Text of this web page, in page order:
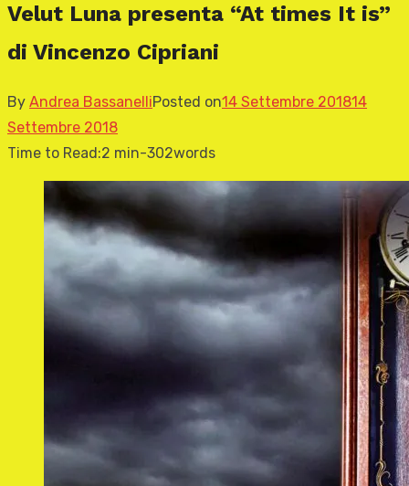
Velut Luna presenta “At times It is”
di Vincenzo Cipriani
By Andrea BassanelliPosted on14 Settembre 201814
Settembre 2018
Time to Read:2 min-302words